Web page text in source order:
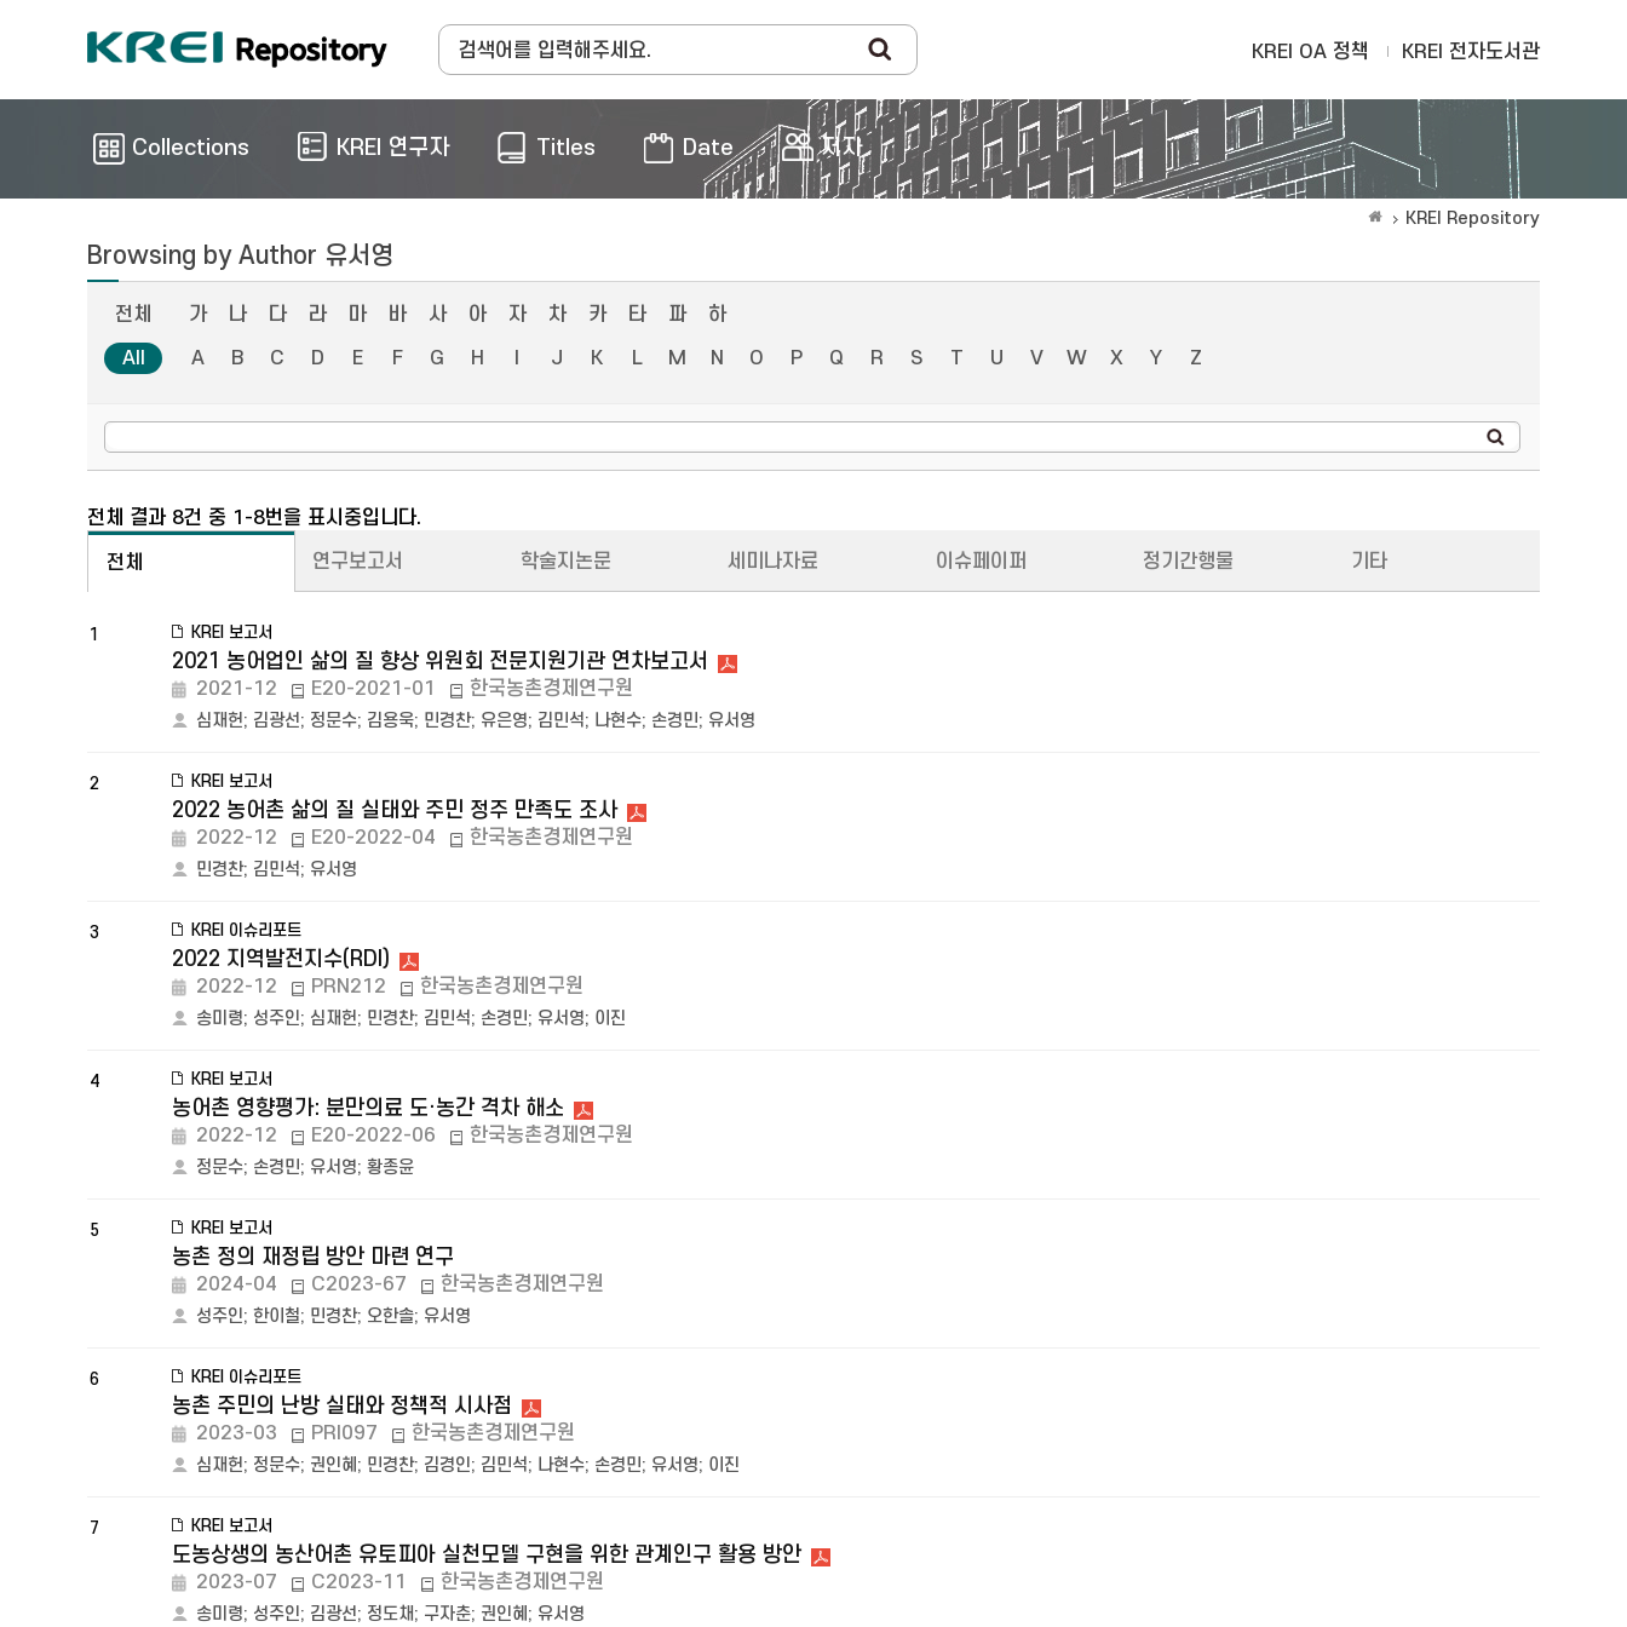
KREI OA 정책 KREI 전자도서관
Collections KREI 연구자 Titles Date 저자
KREI Repository
Browsing by Author 유서영
전체 가 나 다 라 마 바 사 아 자 차 카 타 파
하
All
A B C D E F G H J K L M N O P Q R S T U V W X Y Z
전체 결과 8건 중 1-8번을 표시중입니다.
전체 연구보고서 학술지논문 세미나자료 이슈페이퍼 정기간행물 기타
1 KREI 보고서
2021 농어업인 삶의 질 향상 위원회 전문지원기관 연차보고서
2021-12 E20-2021-01 한국농촌경제연구원
심재헌; 김광선; 정문수; 김용욱; 민경찬; 유은영; 김민석; 나현수; 손경민; 유서영
2 KREI 보고서
2022 농어촌 삶의 질 실태와 주민 정주 만족도 조사
2022-12 E20-2022-04 한국농촌경제연구원
민경찬; 김민석; 유서영
3 KREI 이슈리포트
2022 지역발전지수(RDI)
2022-12 PRN212 한국농촌경제연구원
송미령; 성주인; 심재헌; 민경찬; 김민석; 손경민; 유서영; 이진
4 KREI 보고서
농어촌 영향평가: 분만의료 도·농간 격차 해소
2022-12 E20-2022-06 한국농촌경제연구원
정문수; 손경민; 유서영; 황종윤
5 KREI 보고서
농촌 정의 재정립 방안 마련 연구
2024-04 C2023-67 한국농촌경제연구원
성주인; 한이철; 민경찬; 오한솔; 유서영
6 KREI 이슈리포트
농촌 주민의 난방 실태와 정책적 시사점
2023-03 PRI097 한국농촌경제연구원
심재헌; 정문수; 권인혜 ; 민경찬; 김경인; 김민석; 나현수; 손경민; 유서영; 이진
7 KREI 보고서
도농상생의 농산어촌 유토피아 실천모델 구현을 위한 관계인구 활용 방안
2023-07 C2023-11 한국농촌경제연구원
송미령; 성주인; 김광선; 정도채; 구자춘; 권인혜 ; 유서영